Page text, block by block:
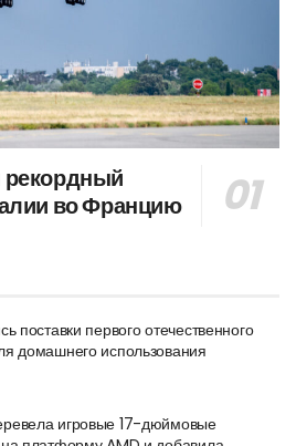
во Францию
поставки первого отечественного
домашнего использования
игровые 17-дюймовые